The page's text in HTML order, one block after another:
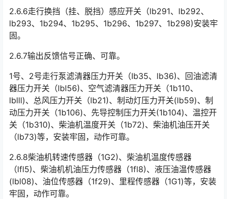
2.6.6走行换挡（挂、脱挡）感应开关（lb291、lb292、
lb293、1b294、1b295、1b296、1b297、1b298)安装牢
固。
2.6.7输出反馈信号正确、可靠。
1号、2号走行泵滤清器压力开关（Ib35、lb36)、回油滤清
器压力开关（lbl56)、空气滤清器压力开关（1b110、
lblll)、总风压力开关（lb21)、制动灯压力开关(lb59)、制
动压力开关（1b106)、先导控制压力开关(1b104)、温控开
关（1b310)、柴油机温度开关（1b72)、柴油机油压开关
（lb73)等，安装牢固，动作可靠。󠅅󠅃󠄵󠅂󠄪󠇖󠆨󠆨󠇕󠆞󠆒󠅬󠇘󠆭󠆘󠇙󠆝󠅵󠇗󠆭󠆁󠄐󠇗󠅹󠅸󠇖󠆍󠅳󠇖󠅹󠅰󠇖󠆌󠅹
2.6.8柴油机转速传感器（1G2)、柴油机温度传感器
（lfl5)、柴油机机油压力传感器（1fl8)、液压油温传感器
(lbl08)、油位传感器（1f29)、里程传感器（1G1)等，安装
牢固，动作可靠。󠅅󠅃󠄵󠅂󠄪󠇖󠆨󠆨󠇕󠆞󠆒󠅬󠇘󠆭󠆘󠇙󠆝󠅵󠇗󠆭󠆁󠄐󠇗󠅹󠅸󠇖󠆍󠅳󠇖󠅹󠅰󠇖󠆌󠅹